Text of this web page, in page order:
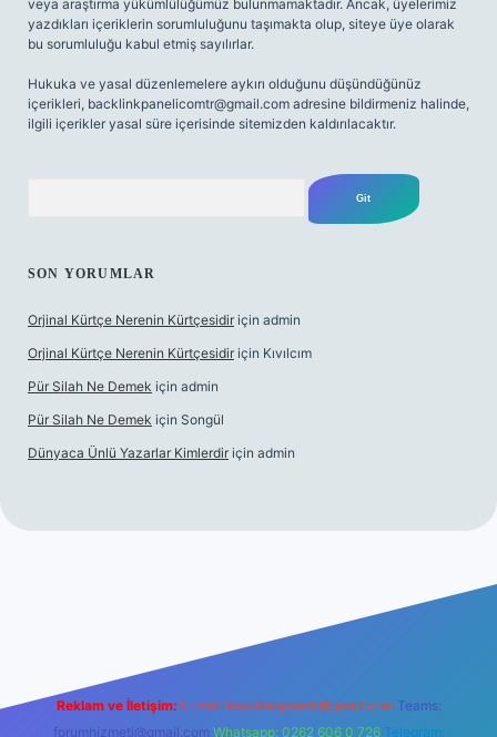
veya araştırma yükümlülüğümüz bulunmamaktadır. Ancak, üyelerimiz
yazdıkları içeriklerin sorumluluğunu taşımakta olup, siteye üye olarak
bu sorumluluğu kabul etmiş sayılırlar.
Hukuka ve yasal düzenlemelere aykırı olduğunu düşündüğünüz
içerikleri, backlinkpanelicomtr@gmail.com adresine bildirmeniz halinde,
ilgili içerikler yasal süre içerisinde sitemizden kaldırılacaktır.
SON YORUMLAR
Orjinal Kürtçe Nerenin Kürtçesidir için admin
Orjinal Kürtçe Nerenin Kürtçesidir için Kıvılcım
Pür Silah Ne Demek için admin
Pür Silah Ne Demek için Songül
Dünyaca Ünlü Yazarlar Kimlerdir için admin
Reklam ve İletişim: E-mail: backlinkpaneli@gmail.com Teams:
forumhizmeti@gmail.com Whatsapp: 0262 606 0 726 Telegram: